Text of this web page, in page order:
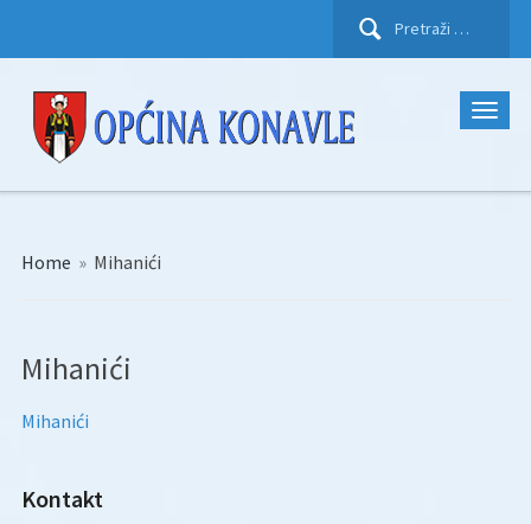
Pretraži:
Home » Mihanići
Mihanići
Mihanići
Kontakt